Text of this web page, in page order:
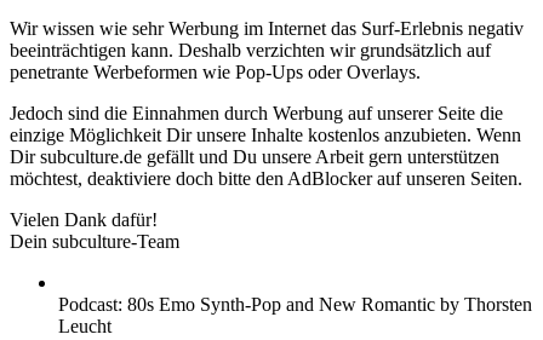
Wir wissen wie sehr Werbung im Internet das Surf-Erlebnis negativ
beeinträchtigen kann. Deshalb verzichten wir grundsätzlich auf
penetrante Werbeformen wie Pop-Ups oder Overlays.
Jedoch sind die Einnahmen durch Werbung auf unserer Seite die
einzige Möglichkeit Dir unsere Inhalte kostenlos anzubieten. Wenn
Dir subculture.de gefällt und Du unsere Arbeit gern unterstützen
möchtest, deaktiviere doch bitte den AdBlocker auf unseren Seiten.
Vielen Dank dafür!
Dein subculture-Team
Podcast: 80s Emo Synth-Pop and New Romantic by Thorsten
Leucht